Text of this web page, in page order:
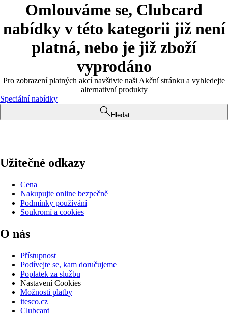
Omlouváme se, Clubcard
nabídky v této kategorii již není
platná, nebo je již zboží
vyprodáno
Pro zobrazení platných akcí navštivte naši Akční stránku a vyhledejte
alternativní produkty
Speciální nabídky
Hledat
Užitečné odkazy
Cena
Nakupujte online bezpečně
Podmínky používání
Soukromí a cookies
O nás
Přístupnost
Podívejte se, kam doručujeme
Poplatek za službu
Nastavení Cookies
Možnosti platby
itesco.cz
Clubcard